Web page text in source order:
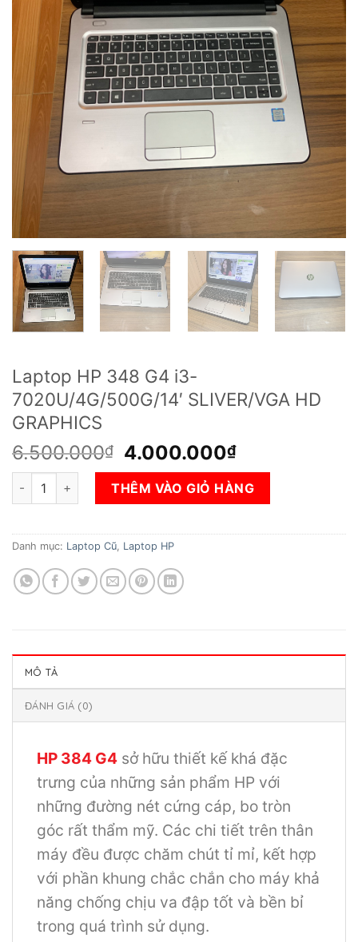
Laptop HP 348 G4 i3-
7020U/4G/500G/14′ SLIVER/VGA HD
GRAPHICS
6.500.000₫
Giá
gốc
là:
6.500.000₫.
4.000.000₫Giá
hiện
tại
là:
4.000.000₫.
Laptop HP 348 G4 i3-7020U/4G/500G/14' SLIVER/VGA HD
THÊM VÀO GIỎ HÀNG
Danh mục: Laptop Cũ Laptop HP
MÔ TẢ
ĐÁNH GIÁ (0)
HP 384 G4 sở hữu thiết kế khá đặc
trưng của những sản phẩm HP với
những đường nét cứng cáp, bo tròn
góc rất thẩm mỹ. Các chi tiết trên thân
máy đều được chăm chút tỉ mỉ, kết hợp
với phần khung chắc chắn cho máy khả
năng chống chịu va đập tốt và bền bỉ
trong quá trình sử dụng.